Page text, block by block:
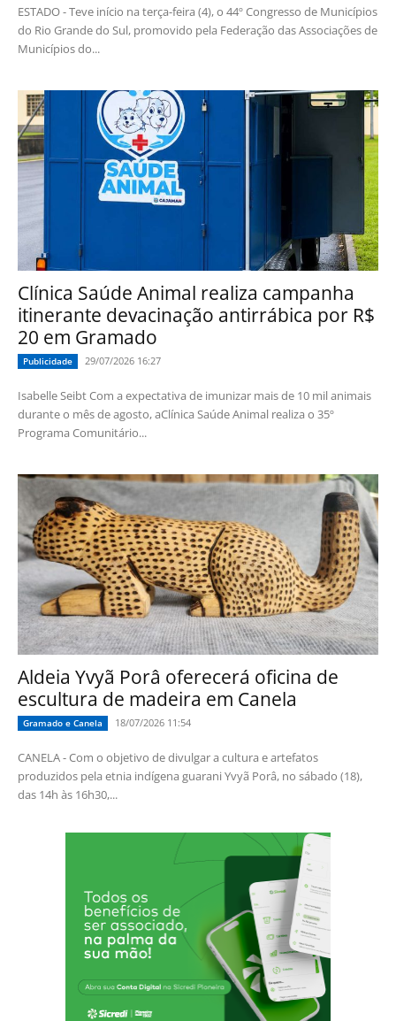
ESTADO - Teve início na terça-feira (4), o 44º Congresso de Municípios
do Rio Grande do Sul, promovido pela Federação das Associações de
Municípios do...
Clínica Saúde Animal realiza campanha
itinerante devacinação antirrábica por R$
20 em Gramado
Publicidade 29/07/2026 16:27
Isabelle Seibt Com a expectativa de imunizar mais de 10 mil animais
durante o mês de agosto, aClínica Saúde Animal realiza o 35º
Programa Comunitário...
Aldeia Yvyã Porâ oferecerá oficina de
escultura de madeira em Canela
Gramado e Canela 18/07/2026 11:54
CANELA - Com o objetivo de divulgar a cultura e artefatos
produzidos pela etnia indígena guarani Yvyã Porâ, no sábado (18),
das 14h às 16h30,...